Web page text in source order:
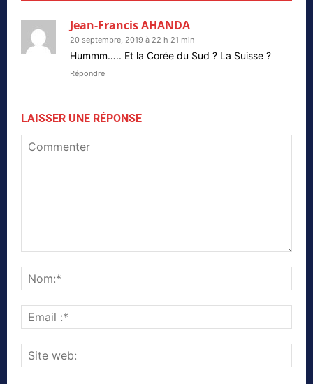
Jean-Francis AHANDA
20 septembre, 2019 à 22 h 21 min
Hummm….. Et la Corée du Sud ? La Suisse ?
Répondre
LAISSER UNE RÉPONSE
:*
web: